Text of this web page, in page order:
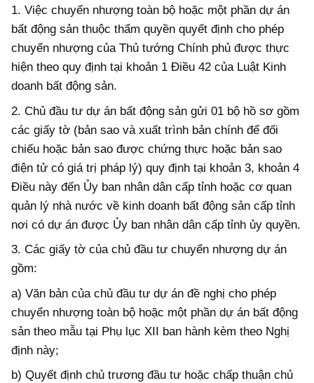
1. Việc chuyển nhượng toàn bộ hoặc một phần dự án
bất động sản thuộc thẩm quyền quyết định cho phép
chuyển nhượng của Thủ tướng Chính phủ được thực
hiện theo quy định tại khoản 1 Điều 42 của Luật Kinh
doanh bất động sản.
2. Chủ đầu tư dự án bất động sản gửi 01 bộ hồ sơ gồm
các giấy tờ (bản sao và xuất trình bản chính để đối
chiếu hoặc bản sao được chứng thực hoặc bản sao
điện tử có giá trị pháp lý) quy định tại khoản 3, khoản 4
Điều này đến Ủy ban nhân dân cấp tỉnh hoặc cơ quan
quản lý nhà nước về kinh doanh bất động sản cấp tỉnh
nơi có dự án được Ủy ban nhân dân cấp tỉnh ủy quyền.
3. Các giấy tờ của chủ đầu tư chuyển nhượng dự án
gồm:
a) Văn bản của chủ đầu tư dự án đề nghị cho phép
chuyển nhượng toàn bộ hoặc một phần dự án bất động
sản theo mẫu tại Phụ lục XII ban hành kèm theo Nghị
định này;
b) Quyết định chủ trương đầu tư hoặc chấp thuận chủ